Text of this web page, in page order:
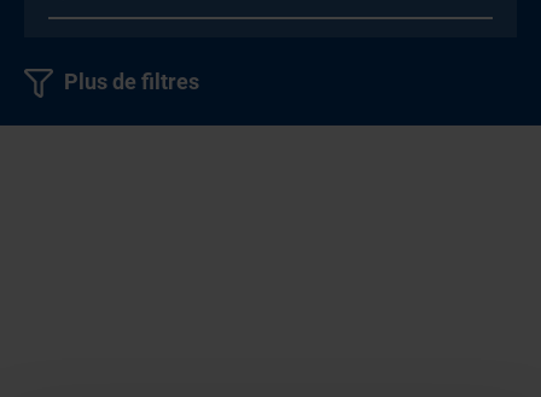
Plus de filtres